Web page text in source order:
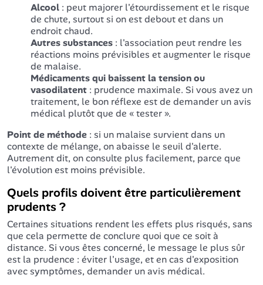
Alcool : peut majorer l'étourdissement et le risque
de chute, surtout si on est debout et dans un
endroit chaud.
Autres substances : l'association peut rendre les
réactions moins prévisibles et augmenter le risque
de malaise.
Médicaments qui baissent la tension ou
vasodilatent : prudence maximale. Si vous avez un
traitement, le bon réflexe est de demander un avis
médical plutôt que de « tester ».
Point de méthode : si un malaise survient dans un
contexte de mélange, on abaisse le seuil d'alerte.
Autrement dit, on consulte plus facilement, parce que
l'évolution est moins prévisible.
Quels profils doivent être particulièrement
prudents ?
Certaines situations rendent les effets plus risqués, sans
que cela permette de conclure quoi que ce soit à
distance. Si vous êtes concerné, le message le plus sûr
est la prudence : éviter l'usage, et en cas d'exposition
avec symptômes, demander un avis médical.